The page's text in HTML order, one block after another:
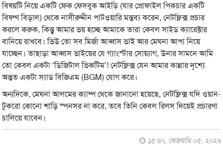
বিষয়টি নিয়ে একটি ফেক ফেসবুক আইডি (যার প্রোফাইল পিকচার একটি
বিষণ্ণ বিড়াল) থেকে নাসীরুদ্দীন পাটওয়ারি মন্তব্য করেন, নেটফ্লিক্স প্রচার
করলে করুক, কিন্তু আমার ভয় হচ্ছে আমাকে তারা কেবল সাইড ক্যারেক্টার
বানিয়ে রাখবে। ভিউ তো সব মির্জা আব্বাস ভাই আর মেঘনা আপা নিয়ে
যাচ্ছেন। তাছাড়া আব্বাস ভাইয়ের যে গ্যাংস্টার সোয়্যাগ, উনার সামনে আমি
তো কেবল একটা ‘ডিজিটাল ভিকটিম’! নেটফ্লিক্স যেন আমার কান্নার দৃশ্যে
অন্তত একটা স্যাড বিজিএম (BGM) যোগ করে।
অন্যদিকে, মেঘনা আলমের ক্যাম্প থেকে জানানো হয়েছে, নেটফ্লিক্স যদি ওয়ান-
টুকরো কোনো শাড়ি স্পনসর না করে, তবে তিনি কেবল রিলস দিয়েই প্রচারণা
চালিয়ে যাবেন।
১৫:৪৭, ফেব্রুয়ারি ০৫, ২০২৬